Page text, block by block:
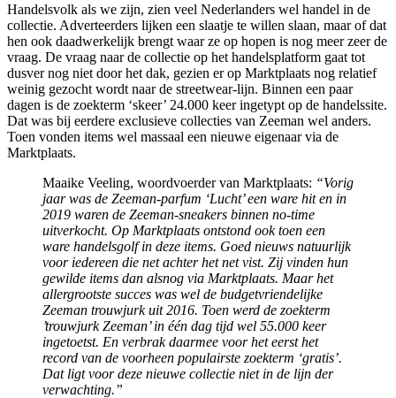
Handelsvolk als we zijn, zien veel Nederlanders wel handel in de
collectie. Adverteerders lijken een slaatje te willen slaan, maar of dat
hen ook daadwerkelijk brengt waar ze op hopen is nog meer zeer de
vraag. De vraag naar de collectie op het handelsplatform gaat tot
dusver nog niet door het dak, gezien er op Marktplaats nog relatief
weinig gezocht wordt naar de streetwear-lijn. Binnen een paar
dagen is de zoekterm ‘skeer’ 24.000 keer ingetypt op de handelssite.
Dat was bij eerdere exclusieve collecties van Zeeman wel anders.
Toen vonden items wel massaal een nieuwe eigenaar via de
Marktplaats.
Maaike Veeling, woordvoerder van Marktplaats: “Vorig
jaar was de Zeeman-parfum ‘Lucht’ een ware hit en in
2019 waren de Zeeman-sneakers binnen no-time
uitverkocht. Op Marktplaats ontstond ook toen een
ware handelsgolf in deze items. Goed nieuws natuurlijk
voor iedereen die net achter het net vist. Zij vinden hun
gewilde items dan alsnog via Marktplaats. Maar het
allergrootste succes was wel de budgetvriendelijke
Zeeman trouwjurk uit 2016. Toen werd de zoekterm
’trouwjurk Zeeman’ in één dag tijd wel 55.000 keer
ingetoetst. En verbrak daarmee voor het eerst het
record van de voorheen populairste zoekterm ‘gratis’.
Dat ligt voor deze nieuwe collectie niet in de lijn der
verwachting.”